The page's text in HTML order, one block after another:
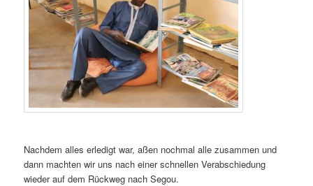
Nachdem alles erledigt war, aßen nochmal alle zusammen und
dann machten wir uns nach einer schnellen Verabschiedung
wieder auf dem Rückweg nach Segou.